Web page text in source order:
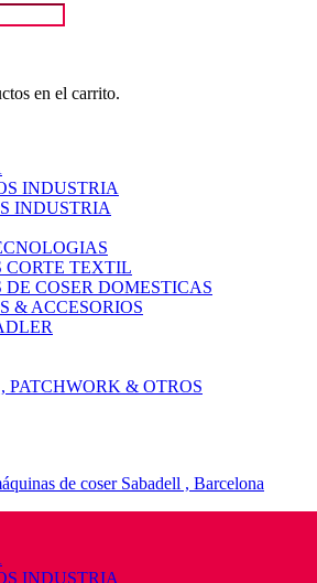
en el carrito.
INDUSTRIA
INDUSTRIA
TEXTIL
COSER DOMESTICAS
& ACCESORIOS
PATCHWORK & OTROS
de coser Sabadell , Barcelona
INDUSTRIA